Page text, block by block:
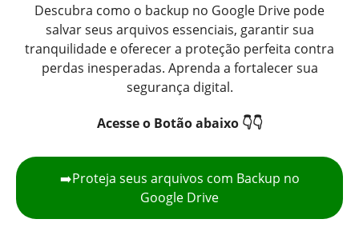
Descubra como o backup no Google Drive pode
salvar seus arquivos essenciais, garantir sua
tranquilidade e oferecer a proteção perfeita contra
perdas inesperadas. Aprenda a fortalecer sua
segurança digital.
Acesse o Botão abaixo 👇👇
➡️Proteja seus arquivos com Backup no
Google Drive